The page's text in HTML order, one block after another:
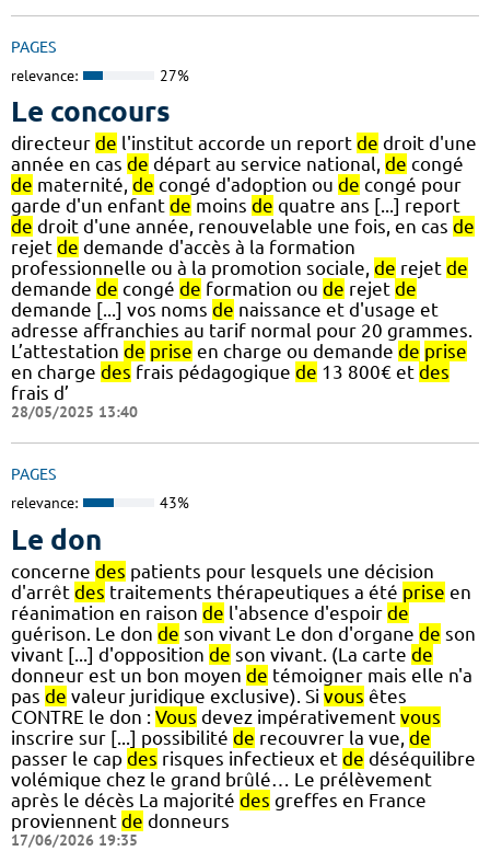
PAGES
relevance: 27%
Le concours
directeur de l'institut accorde un report de droit d'une
année en cas de départ au service national, de congé
de maternité, de congé d'adoption ou de congé pour
garde d'un enfant de moins de quatre ans [...] report
de droit d'une année, renouvelable une fois, en cas de
rejet de demande d'accès à la formation
professionnelle ou à la promotion sociale, de rejet de
demande de congé de formation ou de rejet de
demande [...] vos noms de naissance et d'usage et
adresse affranchies au tarif normal pour 20 grammes.
L’attestation de prise en charge ou demande de prise
en charge des frais pédagogique de 13 800€ et des
frais d’
28/05/2025 13:40
PAGES
relevance: 43%
Le don
concerne des patients pour lesquels une décision
d'arrêt des traitements thérapeutiques a été prise en
réanimation en raison de l'absence d'espoir de
guérison. Le don de son vivant Le don d'organe de son
vivant [...] d'opposition de son vivant. (La carte de
donneur est un bon moyen de témoigner mais elle n'a
pas de valeur juridique exclusive). Si vous êtes
CONTRE le don : Vous devez impérativement vous
inscrire sur [...] possibilité de recouvrer la vue, de
passer le cap des risques infectieux et de déséquilibre
volémique chez le grand brûlé… Le prélèvement
après le décès La majorité des greffes en France
proviennent de donneurs
17/06/2026 19:35